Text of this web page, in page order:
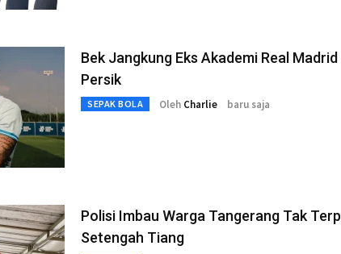
Bek Jangkung Eks Akademi Real
Persik
SEPAK BOLA Oleh Charlie baru saja
Polisi Imbau Warga Tangerang Tak
Setengah Tiang